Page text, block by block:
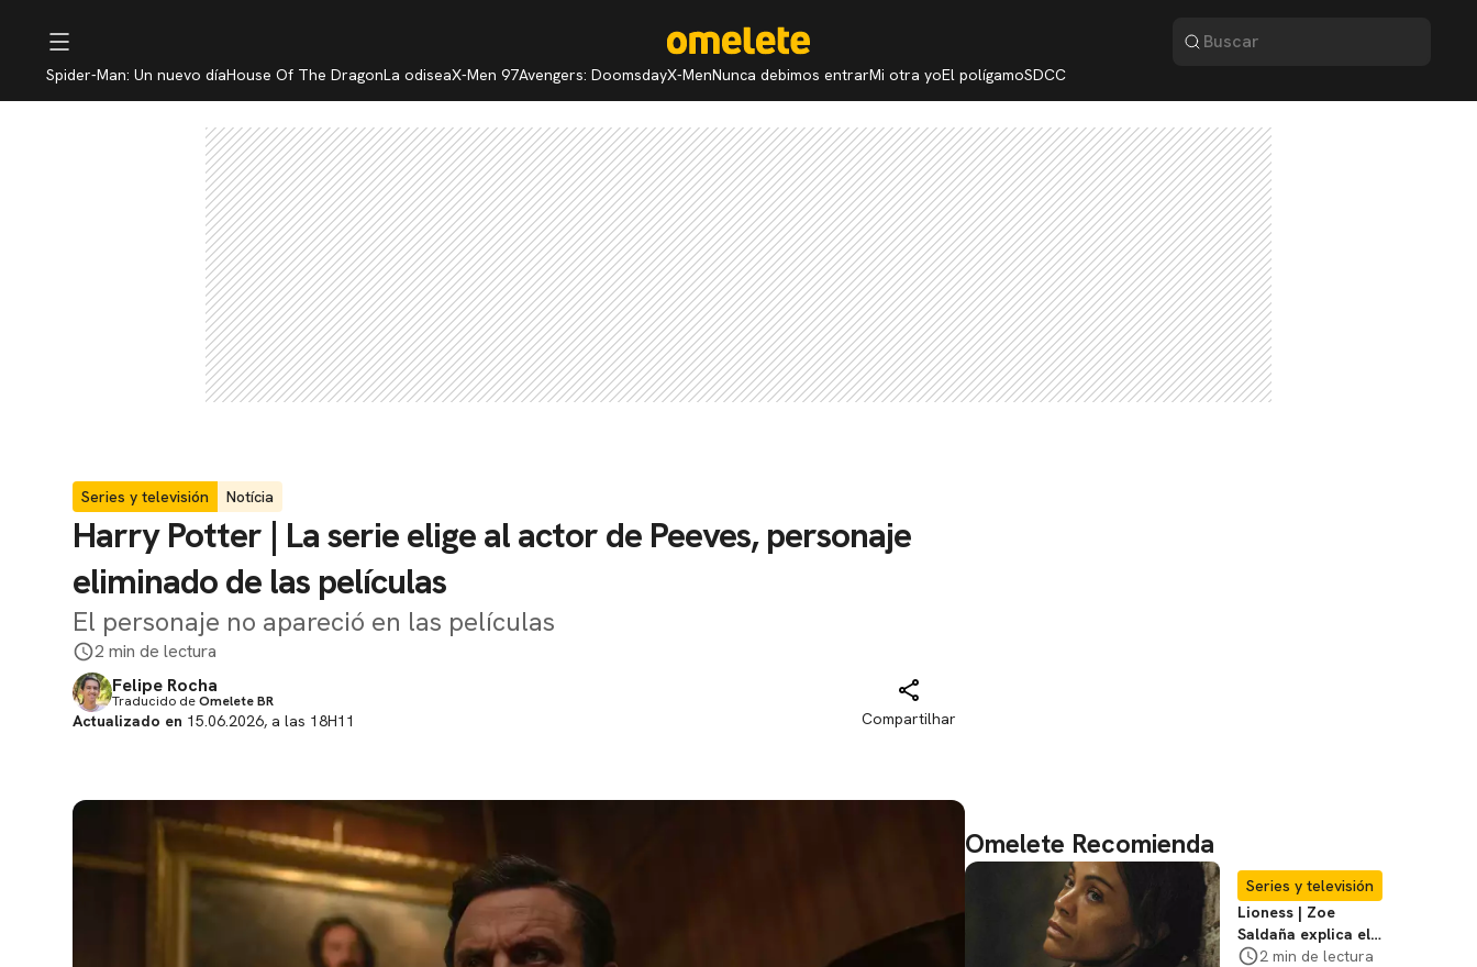
Spider-Man: Un nuevo díaHouse Of The DragonLa odiseaX-Men 97Avengers: DoomsdayX-MenNunca debimos entrarMi otra yoEl polígamoSDCC
Series y televisión Notícia
Harry Potter | La serie elige al actor de Peeves, personaje
eliminado de las películas
El personaje no apareció en las películas
2 min de lectura
Felipe Rocha
Traducido deOmelete BR
Actualizado en 15.06.2026, a las 18H11 Compartilhar
Omelete Recomienda
Series y televisión
Lioness | Zoe
Saldaña explica el
violento secuestro
2 min de lectura